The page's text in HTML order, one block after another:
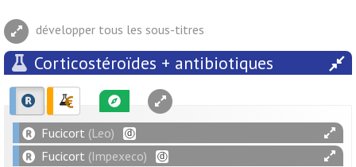
développer tous les sous-titres
Corticostéroïdes + antibiotiques
Fucicort (Leo)
Fucicort (Impexeco)